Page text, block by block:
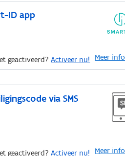
ID app
Meer info
geactiveerd?Activeer nu!
via SMS
Meer info
geactiveerd?Activeer nu!